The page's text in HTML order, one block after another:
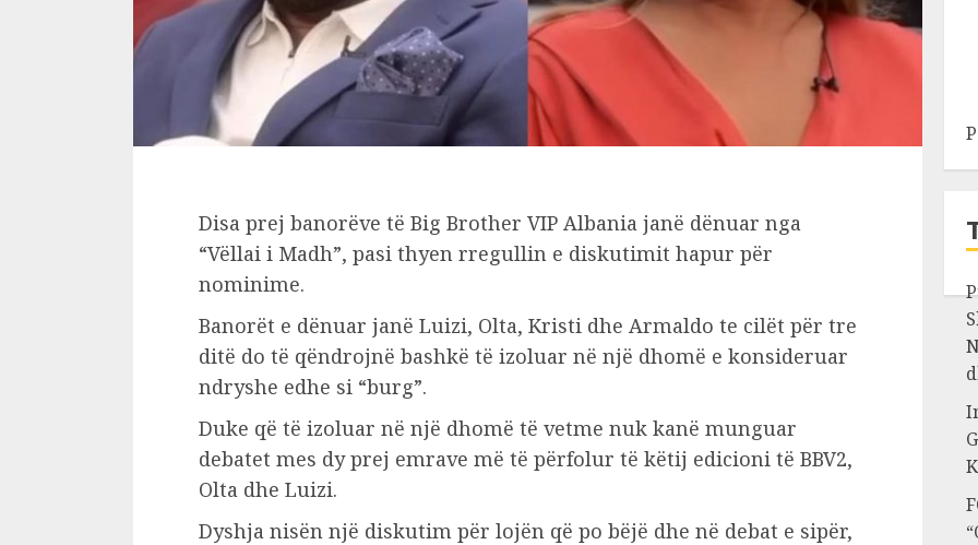
Disa prej banorëve të Big Brother VIP Albania janë dënuar nga
“Vëllai i Madh”, pasi thyen rregullin e diskutimit hapur për
nominime.
Banorët e dënuar janë Luizi, Olta, Kristi dhe Armaldo te cilët për tre
ditë do të qëndrojnë bashkë të izoluar në një dhomë e konsideruar
ndryshe edhe si “burg”.
Duke që të izoluar në një dhomë të vetme nuk kanë munguar
debatet mes dy prej emrave më të përfolur të këtij edicioni të BBV2,
Olta dhe Luizi.
Dyshja nisën një diskutim për lojën që po bëjë dhe në debat e sipër,